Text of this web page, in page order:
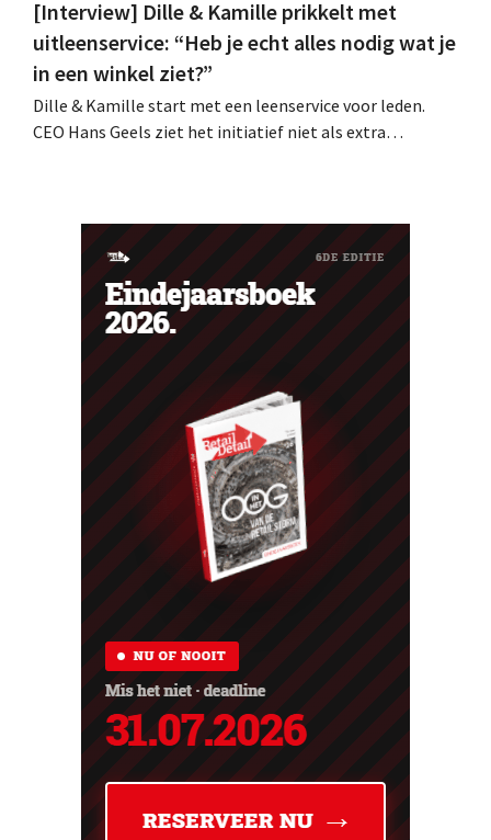
[Interview] Dille & Kamille prikkelt met
uitleenservice: “Heb je echt alles nodig wat je
in een winkel ziet?”
Dille & Kamille start met een leenservice voor leden.
CEO Hans Geels ziet het initiatief niet als extra